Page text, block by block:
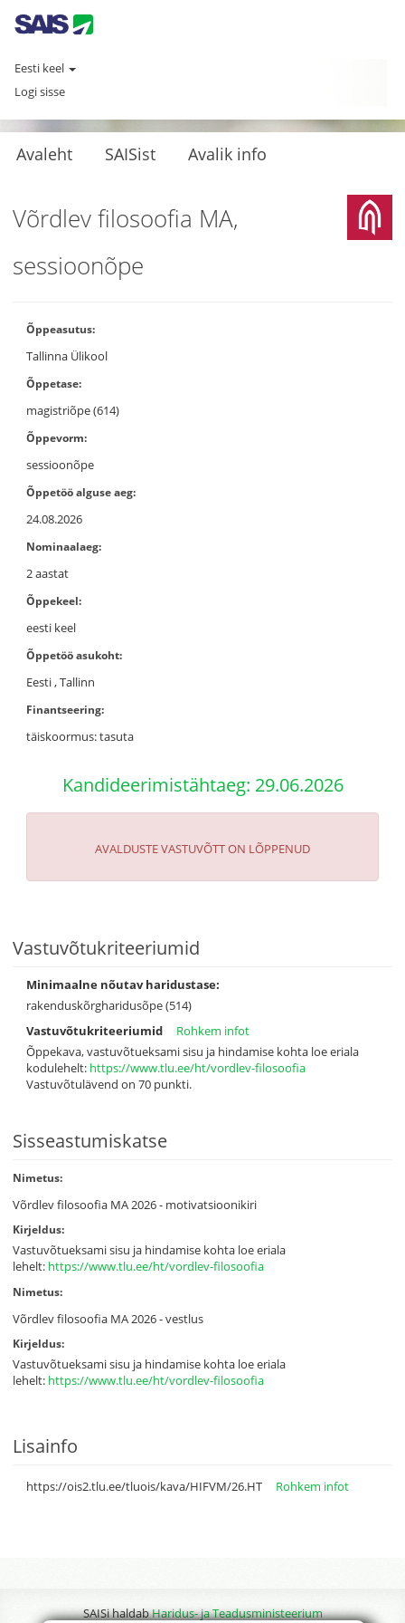
Eesti keel
Logi sisse
Avaleht SAISist Avalik info
Võrdlev filosoofia MA,
sessioonõpe
Õppeasutus:
Tallinna Ülikool
Õppetase:
magistriõpe (614)
Õppevorm:
sessioonõpe
Õppetöö alguse aeg:
24.08.2026
Nominaalaeg:
2 aastat
Õppekeel:
eesti keel
Õppetöö asukoht:
Eesti , Tallinn
Finantseering:
täiskoormus: tasuta
Kandideerimistähtaeg: 29.06.2026
AVALDUSTE VASTUVÕTT ON LÕPPENUD
Vastuvõtukriteeriumid
Minimaalne nõutav haridustase:
rakenduskõrgharidusõpe (514)
Vastuvõtukriteeriumid
Õppekava, vastuvõtueksami sisu ja hindamise kohta loe eriala
kodulehelt: https://www.tlu.ee/ht/vordlev-filosoofia
Vastuvõtulävend on 70 punkti.
Rohkem infot
Sisseastumiskatse
Nimetus:
Võrdlev filosoofia MA 2026 - motivatsioonikiri
Kirjeldus:
Vastuvõtueksami sisu ja hindamise kohta loe eriala
lehelt: https://www.tlu.ee/ht/vordlev-filosoofia
Nimetus:
Võrdlev filosoofia MA 2026 - vestlus
Kirjeldus:
Vastuvõtueksami sisu ja hindamise kohta loe eriala
lehelt: https://www.tlu.ee/ht/vordlev-filosoofia
Lisainfo
https://ois2.tlu.ee/tluois/kava/HIFVM/26.HT Rohkem infot
SAISi haldabHaridus- ja Teadusministeerium